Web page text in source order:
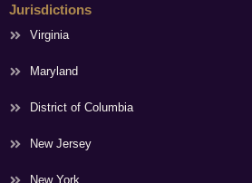
Jurisdictions
Virginia
Maryland
District of Columbia
New Jersey
New York